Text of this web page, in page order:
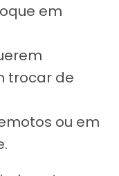
em
trocar de
ou em